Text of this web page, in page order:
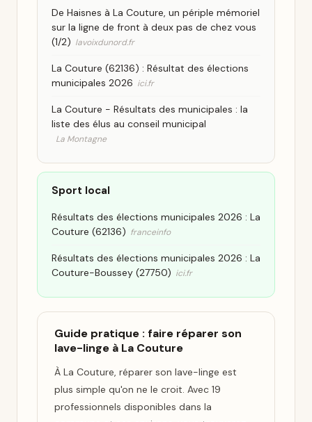
De Haisnes à La Couture, un périple mémoriel
sur la ligne de front à deux pas de chez vous
(1/2) lavoixdunord.fr
La Couture (62136) : Résultat des élections
municipales 2026 ici.fr
La Couture - Résultats des municipales : la
liste des élus au conseil municipal
La Montagne
Sport local
Résultats des élections municipales 2026 : La
Couture (62136) franceinfo
Résultats des élections municipales 2026 : La
Couture-Boussey (27750) ici.fr
Guide pratique : faire réparer son
lave-linge à La Couture
À La Couture, réparer son lave-linge est
plus simple qu'on ne le croit. Avec 19
professionnels disponibles dans la